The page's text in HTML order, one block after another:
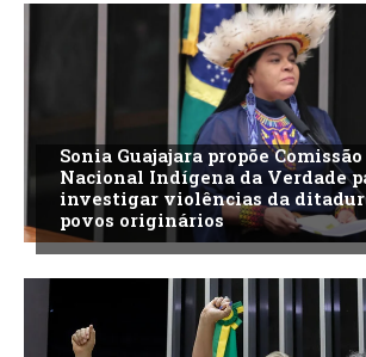
Sonia Guajajara propõe Comissão
Nacional Indígena da Verdade
investigar violências da
povos originários